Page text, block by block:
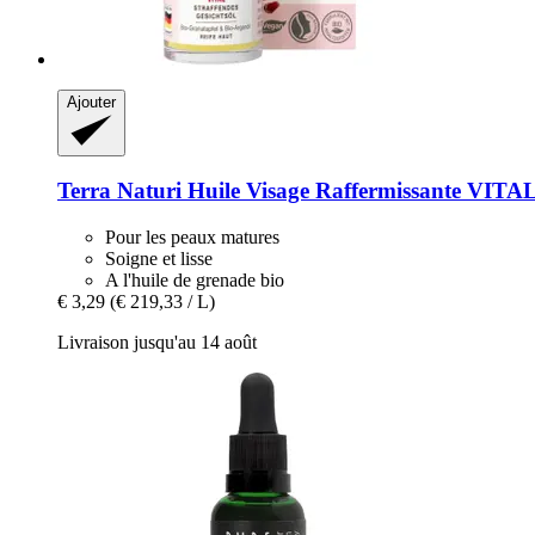
Ajouter
Terra Naturi Huile Visage Raffermissante
Pour les peaux matures
Soigne et lisse
A l'huile de grenade bio
€ 3,29 (€ 219,33 / L)
Livraison jusqu'au 14 août